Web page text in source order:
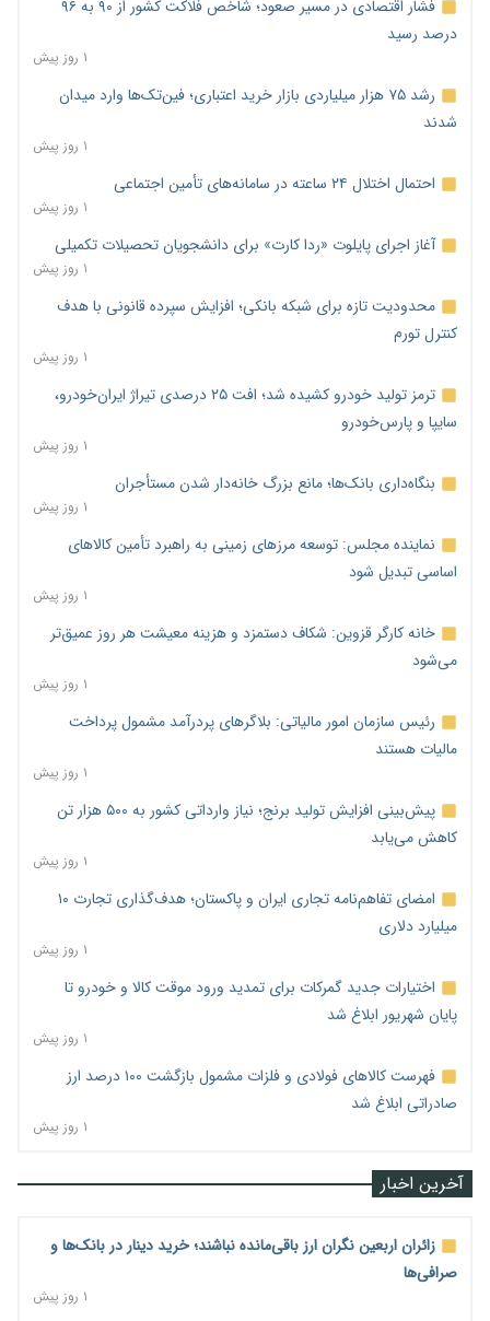
فشار اقتصادی در مسیر صعود؛ شاخص فلاکت کشور از ۹۰ به ۹۶
درصد رسید
۱ روز پیش
رشد ۷۵ هزار میلیاردی بازار خرید اعتباری؛ فین‌تک‌ها وارد میدان
شدند
۱ روز پیش
احتمال اختلال ۲۴ ساعته در سامانه‌های تأمین اجتماعی
۱ روز پیش
آغاز اجرای پایلوت «ردا کارت» برای دانشجویان تحصیلات تکمیلی
۱ روز پیش
محدودیت تازه برای شبکه بانکی؛ افزایش سپرده قانونی با هدف
کنترل تورم
۱ روز پیش
ترمز تولید خودرو کشیده شد؛ افت ۲۵ درصدی تیراژ ایران‌خودرو،
سایپا و پارس‌خودرو
۱ روز پیش
بنگاه‌داری بانک‌ها؛ مانع بزرگ خانه‌دار شدن مستأجران
۱ روز پیش
نماینده مجلس: توسعه مرزهای زمینی به راهبرد تأمین کالاهای
اساسی تبدیل شود
۱ روز پیش
خانه کارگر قزوین: شکاف دستمزد و هزینه معیشت هر روز عمیق‌تر
می‌شود
۱ روز پیش
رئیس سازمان امور مالیاتی: بلاگرهای پردرآمد مشمول پرداخت
مالیات هستند
۱ روز پیش
پیش‌بینی افزایش تولید برنج؛ نیاز وارداتی کشور به ۵۰۰ هزار تن
کاهش می‌یابد
۱ روز پیش
امضای تفاهم‌نامه تجاری ایران و پاکستان؛ هدف‌گذاری تجارت ۱۰
میلیارد دلاری
۱ روز پیش
اختیارات جدید گمرکات برای تمدید ورود موقت کالا و خودرو تا
پایان شهریور ابلاغ شد
۱ روز پیش
فهرست کالاهای فولادی و فلزات مشمول بازگشت ۱۰۰ درصد ارز
صادراتی ابلاغ شد
۱ روز پیش
آخرین اخبار
زائران اربعین نگران ارز باقی‌مانده نباشند؛ خرید دینار در بانک‌ها و
صرافی‌ها
۱ روز پیش